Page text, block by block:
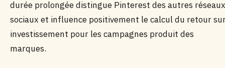
durée prolongée distingue Pinterest des autres réseaux
sociaux et influence positivement le calcul du retour
investissement pour les campagnes produit des
marques.